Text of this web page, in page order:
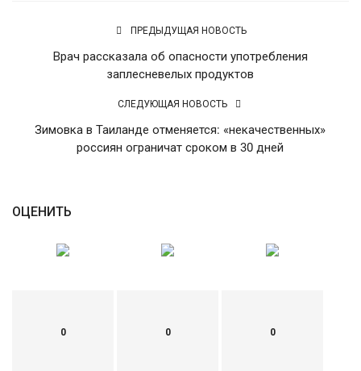
ПРЕДЫДУЩАЯ НОВОСТЬ
Врач рассказала об опасности употребления
заплесневелых продуктов
СЛЕДУЮЩАЯ НОВОСТЬ
Зимовка в Таиланде отменяется: «некачественных»
россиян ограничат сроком в 30 дней
ОЦЕНИТЬ
0 0 0